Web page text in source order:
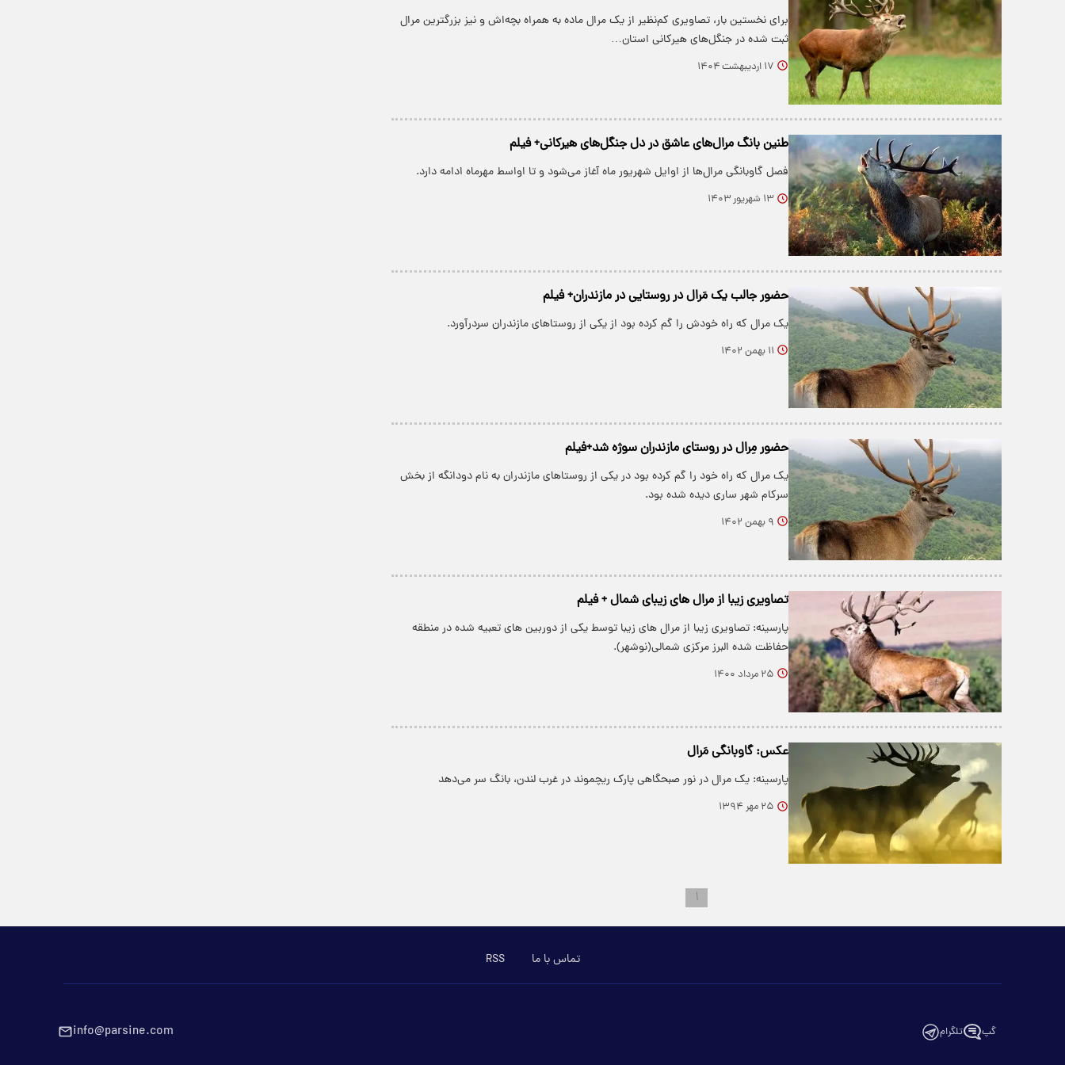
برای نخستین بار، تصاویری کم‌نظیر از یک مرال ماده به همراه بچه‌اش و نیز بزرگترین مرال
ثبت شده در جنگل‌های هیرکانی استان…
۱۷ اردیبهشت ۱۴۰۴
طنین بانگ مرال‌های عاشق در دل جنگل‌های هیرکانی+ فیلم
فصل گاوبانگی مرال‌ها از اوایل شهریور ماه آغاز می‌شود و تا اواسط مهرماه ادامه دارد.
۱۳ شهریور ۱۴۰۳
حضور جالب یک مَرال در روستایی در مازندران+ فیلم
یک مرال که راه خودش را گم کرده بود از یکی از روستاهای مازندران سردرآورد.
۱۱ بهمن ۱۴۰۲
حضور مِرال در روستای مازندران سوژه شد+فیلم
یک مرال که راه خود را گم کرده بود در یکی از روستاهای مازندران به نام دودانگه از بخش
سرکام شهر ساری دیده شده بود.
۹ بهمن ۱۴۰۲
تصاویری زیبا از مرال های زیبای شمال + فیلم
پارسینه: تصاویری زیبا از مرال های زیبا توسط یکی از دوربین های تعبیه شده در منطقه
حفاظت شده البرز مرکزی شمالی(نوشهر).
۲۵ مرداد ۱۴۰۰
عکس: گاوبانگی مَرال
پارسینه: یک مرال در نور صبحگاهی پارک ریچموند در غرب لندن، بانگ سر می‌دهد
۲۵ مهر ۱۳۹۴
۱
تماس با ما RSS
گپ تلگرام info@parsine.com